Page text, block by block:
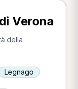
Verona
della
Legnago